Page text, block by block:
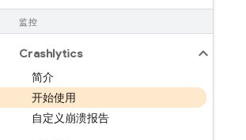
监控
Crashlytics
简介
开始使用
自定义崩溃报告